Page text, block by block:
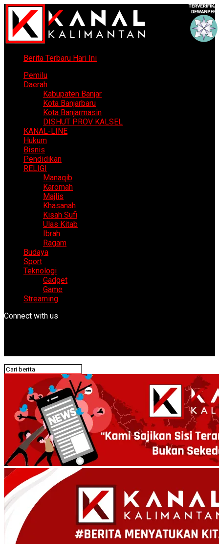
Berita Terbaru Hari Ini
Pemilu
Daerah
Kabupaten Banjar
Kota Banjarbaru
Kota Banjarmasin
DISHUT PROV KALSEL
KANAL-LINE
Hukum
Bisnis
Pendidikan
RELIGI
Manaqib
Karomah
Majlis
Khasanah
Kisah Sufi
Ulas Kitab
Ibrah
Ragam
Budaya
Sport
Teknologi
Gadget
Game
Streaming
Connect with us